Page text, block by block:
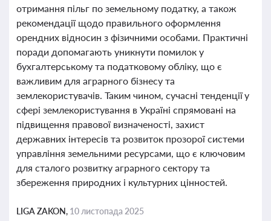
отримання пільг по земельному податку, а також
рекомендації щодо правильного оформлення
орендних відносин з фізичними особами. Практичні
поради допомагають уникнути помилок у
бухгалтерському та податковому обліку, що є
важливим для аграрного бізнесу та
землекористувачів. Таким чином, сучасні тенденції у
сфері землекористування в Україні спрямовані на
підвищення правової визначеності, захист
державних інтересів та розвиток прозорої системи
управління земельними ресурсами, що є ключовим
для сталого розвитку аграрного сектору та
збереження природних і культурних цінностей.
LIGA ZAKON, 10 листопада 2025